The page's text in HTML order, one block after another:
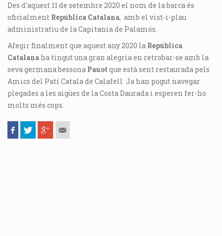
Des d'aquest 11 de setembre 2020 el nom de la barca és
oficialment República Catalana, amb el vist-i-plau
administratiu de la Capitania de Palamós.
Afegir finalment que aquest any 2020 la República
Catalana ha tingut una gran alegria en retrobar-se amb la
seva germana bessona Pauot que està sent restaurada pels
Amics del Patí Catala de Calafell Ja han pogut navegar
plegades a les aigües de la Costa Daurada i esperen fer-ho
molts més cops.